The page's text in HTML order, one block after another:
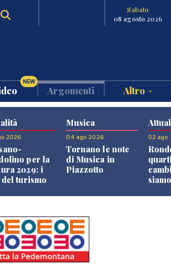
Sabato
08 agosto 2026
NEW
Argomenti Altro
2026
per la
2029: i
turismo
Musica
04 ago 2026
Tornano le note
di Musica in
Piazzotto
02 ago